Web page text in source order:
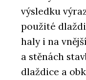
výsledku
použité
haly i na
a stěnách
dlaždice a